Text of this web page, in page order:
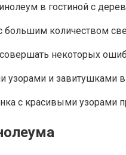
количеством
некоторых
с красивыми узорами